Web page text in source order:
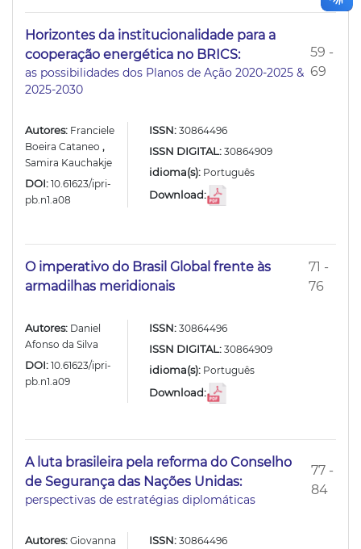
Horizontes da institucionalidade para a
cooperação energética no BRICS:
as possibilidades dos Planos de Ação 2020-2025 &
2025-2030
59 -
69
Autores: Franciele
Boeira Cataneo ,
Samira Kauchakje
DOI: 10.61623/ipri-
pb.n1.a08
ISSN:30864496
ISSN DIGITAL:30864909
idioma(s): Português
Download:
O imperativo do Brasil Global frente às
armadilhas meridionais
71 -
76
Autores: Daniel
Afonso da Silva
DOI: 10.61623/ipri-
pb.n1.a09
ISSN:30864496
ISSN DIGITAL:30864909
idioma(s): Português
Download:
A luta brasileira pela reforma do Conselho
de Segurança das Nações Unidas:
perspectivas de estratégias diplomáticas
77 -
84
Autores: Giovanna
ISSN:30864496